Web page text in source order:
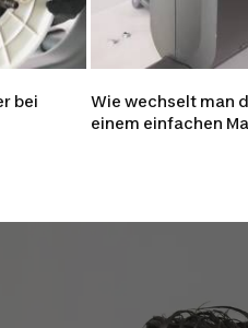
bei
Wie wechselt man
einem einfachen